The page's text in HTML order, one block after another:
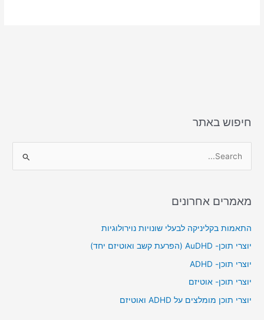
חיפוש באתר
r
o
r
:
מאמרים אחרונים
התאמות בקליניקה לבעלי שונויות נוירולוגיות
יוצרי תוכן- AuDHD (הפרעת קשב ואוטיזם יחד)
יוצרי תוכן- ADHD
יוצרי תוכן- אוטיזם
יוצרי תוכן מומלצים על ADHD ואוטיזם